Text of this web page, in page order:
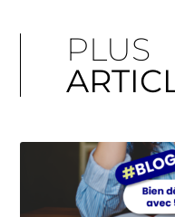
PLUS